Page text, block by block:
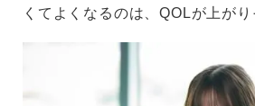
くてよくなるのは、QOLが上がり